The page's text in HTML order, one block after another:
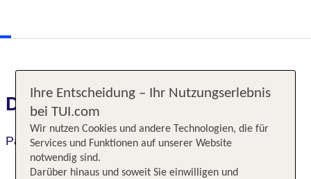
Das erwartet Sie
Park Hotel I Lecci
Ihre Entscheidung – Ihr Nutzungserlebnis
bei TUI.com
Wir nutzen Cookies und andere Technologien, die für
Services und Funktionen auf unserer Website
notwendig sind.
Darüber hinaus und soweit Sie einwilligen und